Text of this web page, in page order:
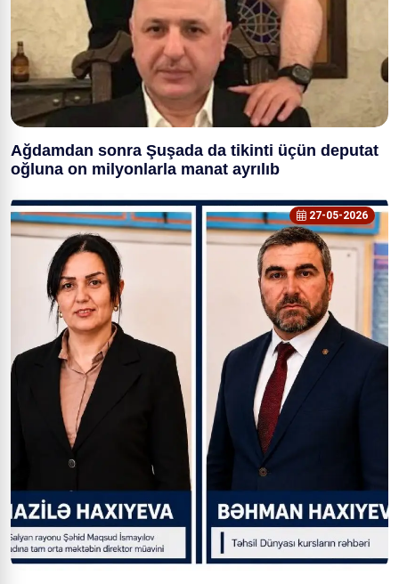
Ağdamdan sonra Şuşada da tikinti üçün deputat
oğluna on milyonlarla manat ayrılıb
27-05-2026